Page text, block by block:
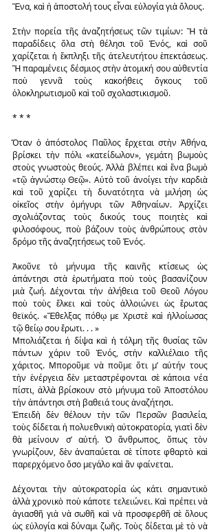
Ἕνα, καὶ ἡ ἀποστολή τους εἶναι εὐλογία γιὰ ὅλους.
Στὴν πορεία τῆς ἀναζητήσεως τῶν τιμίων: Ἢ τὰ
παραδίδεις ὅλα στὴ θέλησι τοῦ Ἑνός, καὶ σοῦ
χαρίζεται ἡ ἔκπληξι τῆς ἀτελευτήτου ἐπεκτάσεως.
Ἢ παραμένεις δέσμιος στὴν ἀτομική σου αὐθεντία
ποὺ γεννᾶ τοὺς κακοήθεις ὄγκους τοῦ
ὁλοκληρωτισμοῦ καὶ τοῦ σχολαστικισμοῦ.
* * *
Ὅταν ὁ ἀπόστολος Παῦλος ἔρχεται στὴν Ἀθήνα,
βρίσκει τὴν πόλι «κατείδωλον», γεμάτη βωμοὺς
στοὺς γνωστοὺς θεούς. Ἀλλὰ βλέπει καὶ ἕνα βωμὸ
«τῷ ἀγνώστῳ Θεῷ». Αὐτὸ τοῦ ἀνοίγει τὴν καρδιὰ
καὶ τοῦ χαρίζει τὴ δυνατότητα νὰ μιλήση ὡς
οἰκεῖος στὴν ὁμήγυρι τῶν Ἀθηναίων. Ἀρχίζει
σχολιάζοντας τοὺς δικούς τους ποιητὲς καὶ
φιλοσόφους, ποὺ βάζουν τοὺς ἀνθρώπους στὸν
δρόμο τῆς ἀναζητήσεως τοῦ Ἑνός.
Ἀκοῦνε τὸ μήνυμα τῆς καινῆς κτίσεως ὡς
ἀπάντησι στὰ ἐρωτήματα ποὺ τοὺς βασανίζουν
μιὰ ζωή. Δέχονται τὴν ἀλήθεια τοῦ Θεοῦ Λόγου
ποὺ τοὺς ἕλκει καὶ τοὺς ἀλλοιώνει ὡς ἔρωτας
θεϊκός. «Ἔθελξας πόθῳ με Χριστὲ καὶ ἠλλοίωσας
τῷ θείῳ σου ἔρωτι. . . »
Μπολιάζεται ἡ δίψα καὶ ἡ τόλμη τῆς θυσίας τῶν
πάντων χάριν τοῦ Ἑνός, στὴν καλλιέλαιο τῆς
χάριτος. Μποροῦμε νὰ ποῦμε ὅτι μ’ αὐτήν τους
τὴν ἐνέργεια δὲν μεταστρέφονται σὲ κάποια νέα
πίστι, ἀλλὰ βρίσκουν στὸ μήνυμα τοῦ Ἀποστόλου
τὴν ἀπάντησι στὴ βαθειά τους ἀναζήτησι.
Ἐπειδὴ δὲν θέλουν τὴν τῶν Περσῶν βασιλεία,
τοὺς δίδεται ἡ πολυεθνικὴ αὐτοκρατορία, γιατὶ δὲν
θὰ μείνουν σ’ αὐτή. Ὁ ἄνθρωπος, ὅπως τὸν
γνωρίζουν, δὲν ἀναπαύεται σὲ τίποτε φθαρτὸ καὶ
παρερχόμενο ὅσο μεγάλο καὶ ἂν φαίνεται.
Δέχονται τὴν αὐτοκρατορία ὡς κάτι σημαντικὸ
ἀλλὰ χρονικὸ ποὺ κάποτε τελειώνει. Καὶ πρέπει νὰ
ἁγιασθῆ γιὰ νὰ σωθῆ καὶ νὰ προσφερθῆ σὲ ὅλους
ὡς εὐλογία καὶ δύναμι ζωῆς. Τοὺς δίδεται μὲ τὸ νὰ